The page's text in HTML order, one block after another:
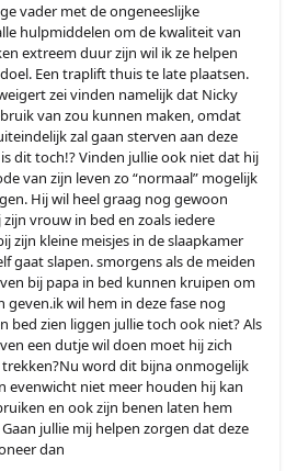
vader met de ongeneeslijke
hulpmiddelen om de kwaliteit van
extreem duur zijn wil ik ze helpen
Een traplift thuis te late plaatsen.
zei vinden namelijk dat Nicky
van zou kunnen maken, omdat
zal gaan sterven aan deze
dit toch!? Vinden jullie ook niet dat hij
van zijn leven zo “normaal” mogelijk
Hij wil heel graag nog gewoon
vrouw in bed en zoals iedere
zijn kleine meisjes in de slaapkamer
gaat slapen. smorgens als de meiden
bij papa in bed kunnen kruipen om
geven.ik wil hem in deze fase nog
bed zien liggen jullie toch ook niet? Als
een dutje wil doen moet hij zich
word dit bijna onmogelijk
evenwicht niet meer houden hij kan
en ook zijn benen laten hem
jullie mij helpen zorgen dat deze
dan